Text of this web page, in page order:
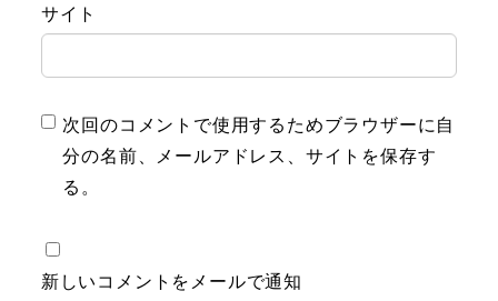
サイト
次回のコメントで使用するためブラウザーに自
分の名前、メールアドレス、サイトを保存す
る。
新しいコメントをメールで通知